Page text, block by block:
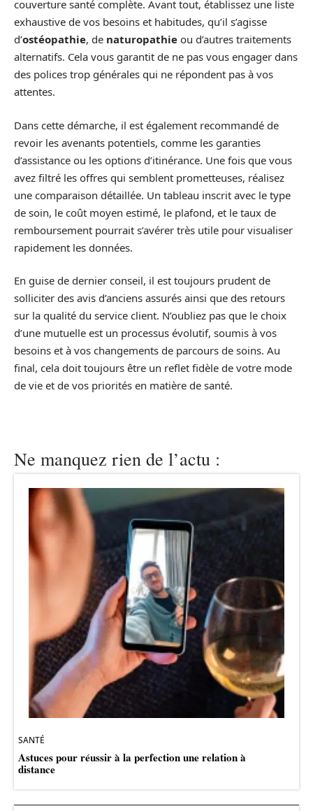
couverture santé complète. Avant tout, établissez une liste
exhaustive de vos besoins et habitudes, qu’il s’agisse
d’ostéopathie, de naturopathie ou d’autres traitements
alternatifs. Cela vous garantit de ne pas vous engager dans
des polices trop générales qui ne répondent pas à vos
attentes.
Dans cette démarche, il est également recommandé de
revoir les avenants potentiels, comme les garanties
d’assistance ou les options d’itinérance. Une fois que vous
avez filtré les offres qui semblent prometteuses, réalisez
une comparaison détaillée. Un tableau inscrit avec le type
de soin, le coût moyen estimé, le plafond, et le taux de
remboursement pourrait s’avérer très utile pour visualiser
rapidement les données.
En guise de dernier conseil, il est toujours prudent de
solliciter des avis d’anciens assurés ainsi que des retours
sur la qualité du service client. N’oubliez pas que le choix
d’une mutuelle est un processus évolutif, soumis à vos
besoins et à vos changements de parcours de soins. Au
final, cela doit toujours être un reflet fidèle de votre mode
de vie et de vos priorités en matière de santé.
Ne manquez rien de l’actu :
SANTÉ
Astuces pour réussir à la perfection une relation à
distance